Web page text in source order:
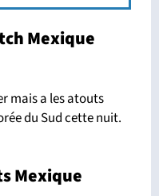
Mexique
mais a les atouts
du Sud cette nuit.
Mexique